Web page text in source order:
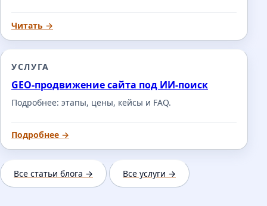
Читать →
УСЛУГА
GEO-продвижение сайта под ИИ-поиск
Подробнее: этапы, цены, кейсы и FAQ.
Подробнее →
Все статьи блога → Все услуги →